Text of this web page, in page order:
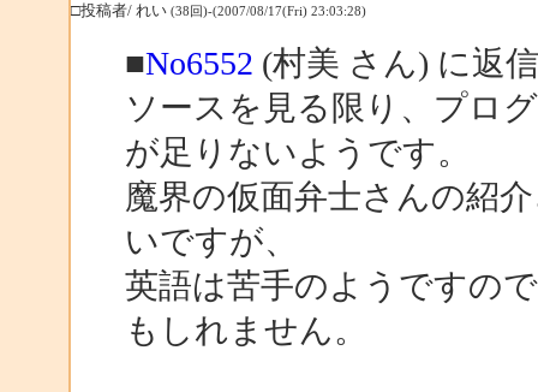
□投稿者/ れい (38回)-(2007/08/17(Fri) 23:03:28)
■No6552 (村美 さん) に返信
ソースを見る限り、プロ
が足りないようです。
魔界の仮面弁士さんの紹
いですが、
英語は苦手のようですの
もしれません。